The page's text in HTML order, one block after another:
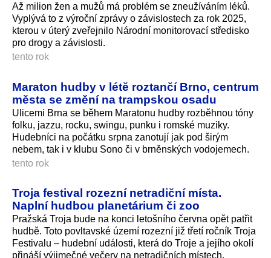
Až milion žen a mužů má problém se zneužíváním léků.
Vyplývá to z výroční zprávy o závislostech za rok 2025,
kterou v úterý zveřejnilo Národní monitorovací středisko
pro drogy a závislosti.
tento rok
Maraton hudby v létě roztančí Brno, centrum
města se změní na trampskou osadu
Ulicemi Brna se během Maratonu hudby rozběhnou tóny
folku, jazzu, rocku, swingu, punku i romské muziky.
Hudebníci na počátku srpna zanotují jak pod širým
nebem, tak i v klubu Sono či v brněnských vodojemech.
tento rok
Troja festival rozezní netradiční místa.
Naplní hudbou planetárium či zoo
Pražská Troja bude na konci letošního června opět patřit
hudbě. Toto povltavské území rozezní již třetí ročník Troja
Festivalu – hudební události, která do Troje a jejího okolí
přináší výjimečné večery na netradičních místech.